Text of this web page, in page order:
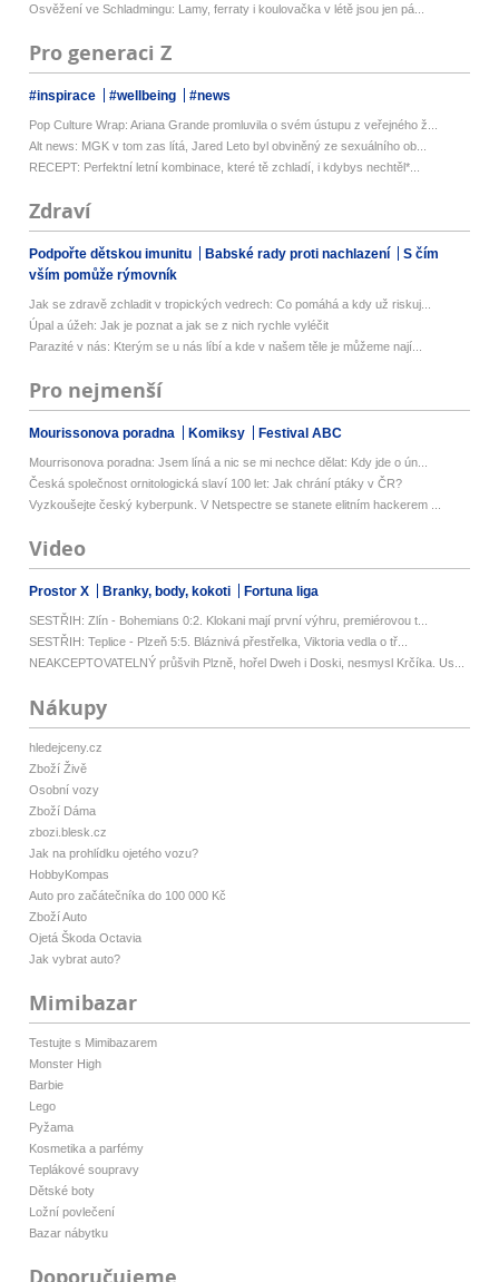
Osvěžení ve Schladmingu: Lamy, ferraty i koulovačka v létě jsou jen pá...
Pro generaci Z
#inspirace #wellbeing #news
Pop Culture Wrap: Ariana Grande promluvila o svém ústupu z veřejného ž...
Alt news: MGK v tom zas lítá, Jared Leto byl obviněný ze sexuálního ob...
RECEPT: Perfektní letní kombinace, které tě zchladí, i kdybys nechtěl*...
Zdraví
Podpořte dětskou imunitu Babské rady proti nachlazení
S čím
vším pomůže rýmovník
Jak se zdravě zchladit v tropických vedrech: Co pomáhá a kdy už riskuj...
Úpal a úžeh: Jak je poznat a jak se z nich rychle vyléčit
Parazité v nás: Kterým se u nás líbí a kde v našem těle je můžeme nají...
Pro nejmenší
Mourissonova poradna Komiksy Festival ABC
Mourrisonova poradna: Jsem líná a nic se mi nechce dělat: Kdy jde o ún...
Česká společnost ornitologická slaví 100 let: Jak chrání ptáky v ČR?
Vyzkoušejte český kyberpunk. V Netspectre se stanete elitním hackerem ...
Video
Prostor X Branky, body, kokoti Fortuna liga
SESTŘIH: Zlín - Bohemians 0:2. Klokani mají první výhru, premiérovou t...
SESTŘIH: Teplice - Plzeň 5:5. Bláznivá přestřelka, Viktoria vedla o tř...
NEAKCEPTOVATELNÝ průšvih Plzně, hořel Dweh i Doski, nesmysl Krčíka. Us...
Nákupy
hledejceny.cz
Zboží Živě
Osobní vozy
Zboží Dáma
zbozi.blesk.cz
Jak na prohlídku ojetého vozu?
HobbyKompas
Auto pro začátečníka do 100 000 Kč
Zboží Auto
Ojetá Škoda Octavia
Jak vybrat auto?
Mimibazar
Testujte s Mimibazarem
Monster High
Barbie
Lego
Pyžama
Kosmetika a parfémy
Teplákové soupravy
Dětské boty
Ložní povlečení
Bazar nábytku